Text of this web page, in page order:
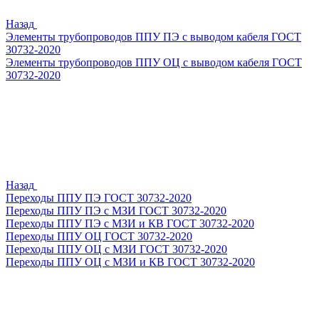
Назад
Элементы трубопроводов ППУ ПЭ с выводом кабеля ГОСТ
30732-2020
Элементы трубопроводов ППУ ОЦ с выводом кабеля ГОСТ
30732-2020
Назад
Переходы ППУ ПЭ ГОСТ 30732-2020
Переходы ППУ ПЭ с МЗИ ГОСТ 30732-2020
Переходы ППУ ПЭ с МЗИ и КВ ГОСТ 30732-2020
Переходы ППУ ОЦ ГОСТ 30732-2020
Переходы ППУ ОЦ с МЗИ ГОСТ 30732-2020
Переходы ППУ ОЦ с МЗИ и КВ ГОСТ 30732-2020